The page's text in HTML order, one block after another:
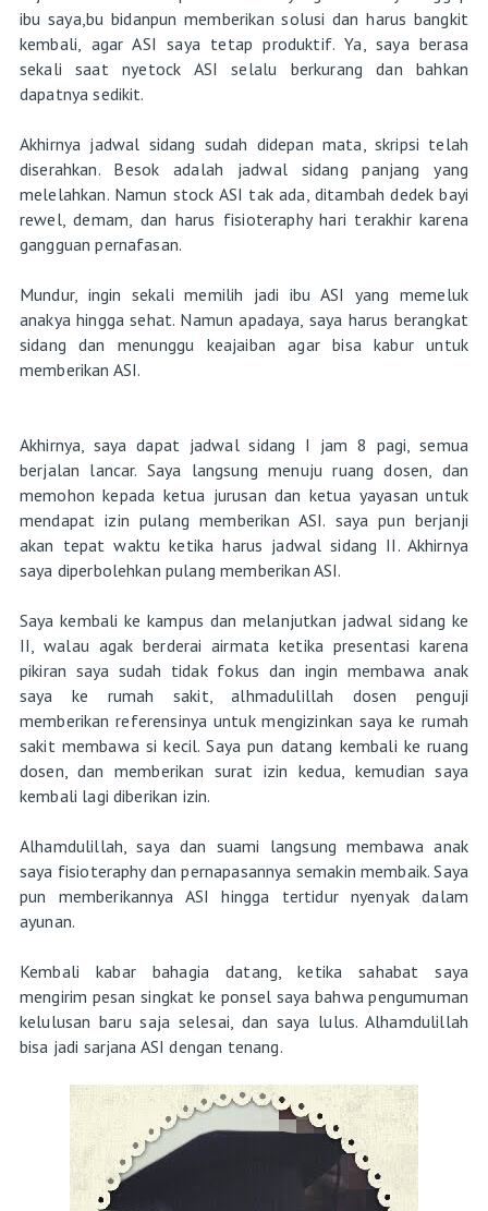
ibu saya,bu bidanpun memberikan solusi dan harus bangkit
kembali, agar ASI saya tetap produktif. Ya, saya berasa
sekali saat nyetock ASI selalu berkurang dan bahkan
dapatnya sedikit.
Akhirnya jadwal sidang sudah didepan mata, skripsi telah
diserahkan. Besok adalah jadwal sidang panjang yang
melelahkan. Namun stock ASI tak ada, ditambah dedek bayi
rewel, demam, dan harus fisioteraphy hari terakhir karena
gangguan pernafasan.
Mundur, ingin sekali memilih jadi ibu ASI yang memeluk
anakya hingga sehat. Namun apadaya, saya harus berangkat
sidang dan menunggu keajaiban agar bisa kabur untuk
memberikan ASI.
Akhirnya, saya dapat jadwal sidang I jam 8 pagi, semua
berjalan lancar. Saya langsung menuju ruang dosen, dan
memohon kepada ketua jurusan dan ketua yayasan untuk
mendapat izin pulang memberikan ASI. saya pun berjanji
akan tepat waktu ketika harus jadwal sidang II. Akhirnya
saya diperbolehkan pulang memberikan ASI.
Saya kembali ke kampus dan melanjutkan jadwal sidang ke
II, walau agak berderai airmata ketika presentasi karena
pikiran saya sudah tidak fokus dan ingin membawa anak
saya ke rumah sakit, alhmadulillah dosen penguji
memberikan referensinya untuk mengizinkan saya ke rumah
sakit membawa si kecil. Saya pun datang kembali ke ruang
dosen, dan memberikan surat izin kedua, kemudian saya
kembali lagi diberikan izin.
Alhamdulillah, saya dan suami langsung membawa anak
saya fisioteraphy dan pernapasannya semakin membaik. Saya
pun memberikannya ASI hingga tertidur nyenyak dalam
ayunan.
Kembali kabar bahagia datang, ketika sahabat saya
mengirim pesan singkat ke ponsel saya bahwa pengumuman
kelulusan baru saja selesai, dan saya lulus. Alhamdulillah
bisa jadi sarjana ASI dengan tenang.